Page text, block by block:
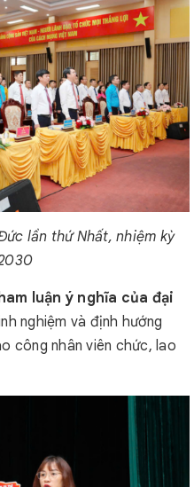
lần thứ Nhất, nhiệm kỳ
luận ý nghĩa của đại
nghiệm và định hướng
công nhân viên chức, lao